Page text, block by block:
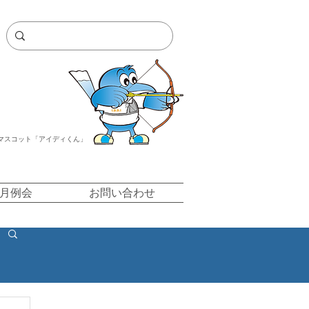
コット「アイディくん」
例会 お問い合わせ